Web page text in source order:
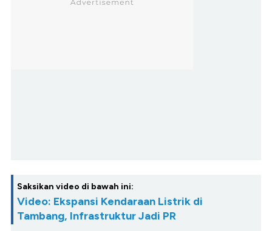
Saksikan video di bawah ini:
Video: Ekspansi Kendaraan Listrik di
Tambang, Infrastruktur Jadi PR